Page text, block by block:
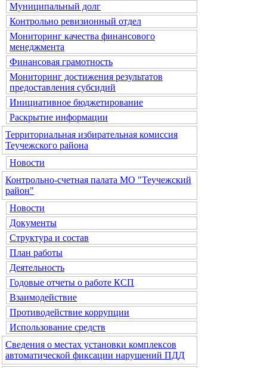
Муниципальный долг
Контрольно ревизионный отдел
Мониторинг качества финансового
менеджмента
Финансовая грамотность
Мониторинг достижения результатов
предоставления субсидий
Инициативное бюджетирование
Раскрытие информации
Территориальная избирательная комиссия
Теучежского района
Новости
Контрольно-счетная палата МО "Теучежский
район"
Новости
Документы
Структура и состав
План работы
Деятельность
Годовые отчеты о работе КСП
Взаимодействие
Противодействие коррупции
Использование средств
Сведения о местах установки комплексов
автоматической фиксации нарушений ПДД